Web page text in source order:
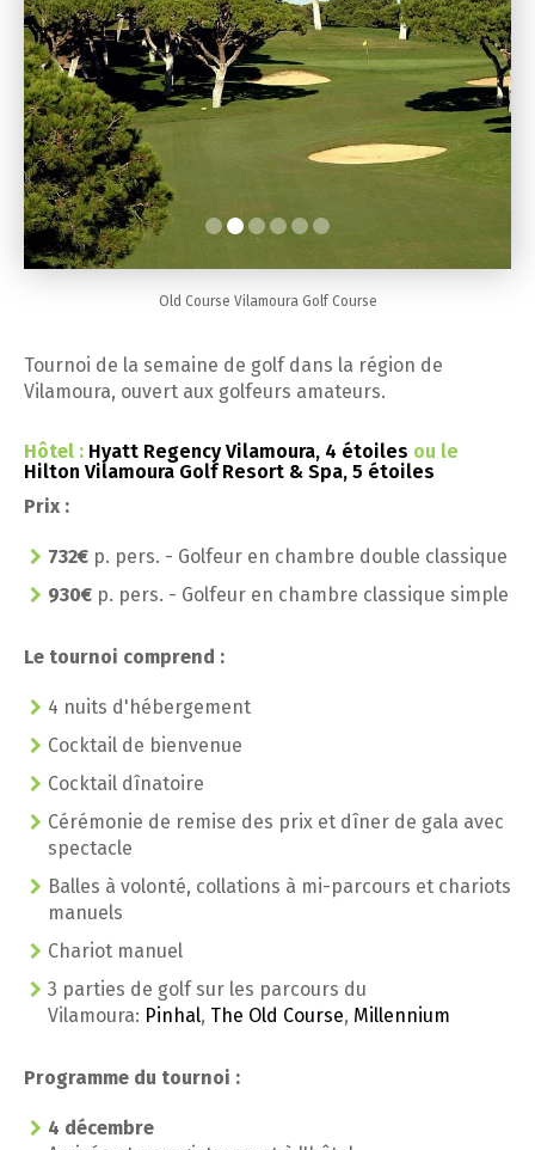
Old Course Vilamoura Golf Course
Tournoi de la semaine de golf dans la région de
Vilamoura, ouvert aux golfeurs amateurs.
Hôtel : Hyatt Regency Vilamoura, 4 étoiles ou le
Hilton Vilamoura Golf Resort & Spa, 5 étoiles
Prix :
732€ p. pers. - Golfeur en chambre double classique
930€ p. pers. - Golfeur en chambre classique simple
Le tournoi comprend :
4 nuits d'hébergement
Cocktail de bienvenue
Cocktail dînatoire
Cérémonie de remise des prix et dîner de gala avec
spectacle
Balles à volonté, collations à mi-parcours et chariots
manuels
Chariot manuel
3 parties de golf sur les parcours du
Vilamoura: Pinhal, The Old Course, Millennium
Programme du tournoi :
4 décembre